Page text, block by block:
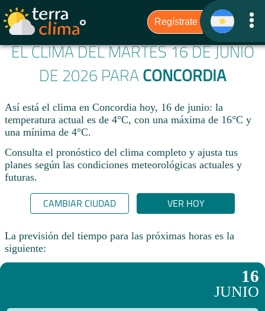
EL CLIMA DEL MARTES 16 DE JUNIO
DE 2026 PARA CONCORDIA
Así está el clima en Concordia hoy, 16 de junio: la
temperatura actual es de 4°C, con una máxima de 16°C y
una mínima de 4°C.
Consulta el pronóstico del clima completo y ajusta tus
planes según las condiciones meteorológicas actuales y
futuras.
CAMBIAR CIUDAD VER HOY
La previsión del tiempo para las próximas horas es la
siguiente:
16
JUNIO